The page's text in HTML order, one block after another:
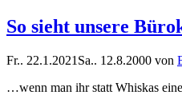
So sieht unsere
Fr.. 22.1.2021 Sa.. 12.8.2000 von
…wenn man ihr statt Whiskas